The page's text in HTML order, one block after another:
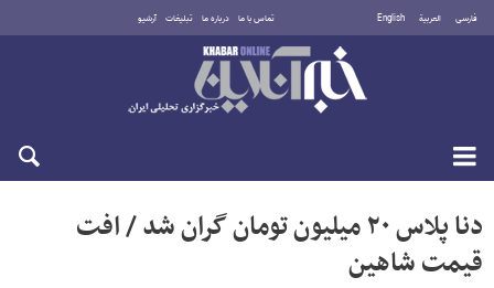
فارسی العربية English تماس با ما درباره ما تبلیغات آرشیو
دوشنبه ۱۹ مرداد ۱۴۰۵
دنا پلاس ۲۰ میلیون تومان گران شد / افت
قیمت شاهین